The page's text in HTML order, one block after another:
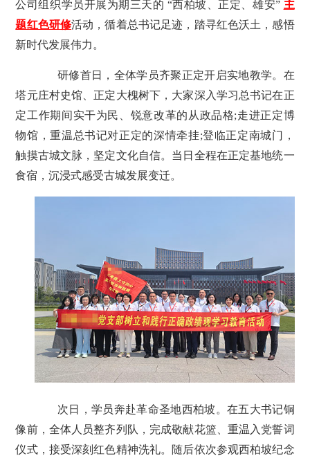
公司组织学员开展为期三天的 “西柏坡、正定、雄安” 主
题红色研修活动，循着总书记足迹，踏寻红色沃土，感悟
新时代发展伟力。
研修首日，全体学员齐聚正定开启实地教学。在
塔元庄村史馆、正定大槐树下，大家深入学习总书记在正
定工作期间实干为民、锐意改革的从政品格;走进正定博
物馆，重温总书记对正定的深情牵挂;登临正定南城门，
触摸古城文脉，坚定文化自信。当日全程在正定基地统一
食宿，沉浸式感受古城发展变迁。
次日，学员奔赴革命圣地西柏坡。在五大书记铜
像前，全体人员整齐列队，完成敬献花篮、重温入党誓词
仪式，接受深刻红色精神洗礼。随后依次参观西柏坡纪念